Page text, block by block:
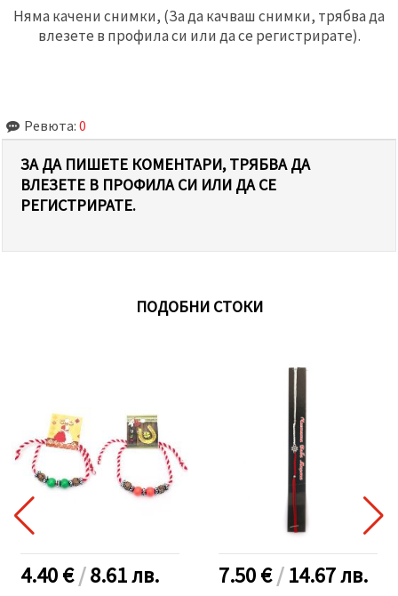
Няма качени снимки, (За да качваш снимки, трябва да
влезете в профила си или да се регистрирате).
Ревюта: 0
ЗА ДА ПИШЕТЕ КОМЕНТАРИ, ТРЯБВА ДА
ВЛЕЗЕТЕ В ПРОФИЛА СИ ИЛИ ДА СЕ
РЕГИСТРИРАТЕ.
ПОДОБНИ СТОКИ
4.40 €/8.61лв. 7.50 €/14.67лв.